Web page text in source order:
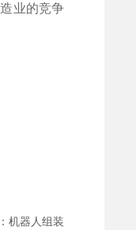
业的竞争
机器人组装